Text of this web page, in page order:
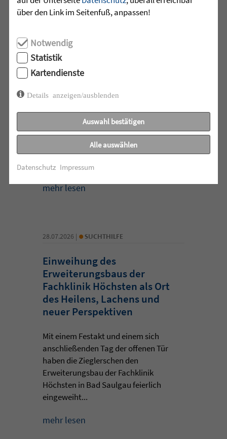
28.07.2026 |•
Zeit füreinander
Beim Klientencafé der Diakonie-
Sozialstation Mössingen standen
Begegnungen, Gespräche und
gemeinsame Momente im ...
mehr lesen
28.07.2026 | • SUCHTHILFE
Einweihung des
Erweiterungsbaus der
Fachklinik Höchsten als Ort
des Heilens, Lachens und
neuer Perspektiven
Mit einem Festakt und einem sich
anschließenden Tag der offenen Tür
haben die Zieglerschen den
Erweiterungsbau der Fachklinik
Höchsten in Bad Saulgau feierlich
eingeweiht...
mehr lesen
über den Link im Seitenfuß, anpassen!
Notwendig
Statistik
Kartendienste
Details anzeigen/ausblenden
Auswahl bestätigen
Alle auswählen
Datenschutz Impressum